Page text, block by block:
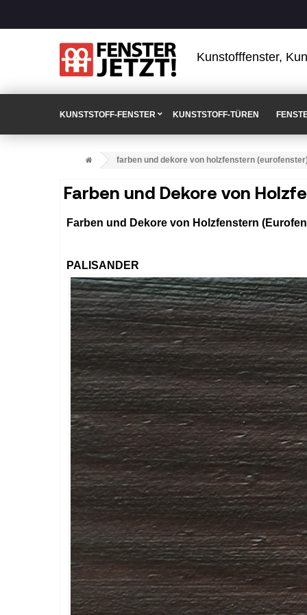
Kunstofffenster,
KUNSTSTOFF-FENSTER KUNSTSTOFF-TÜREN
farben und dekore von holzfenstern
Farben und Dekore von
Farben und Dekore von Holzfenstern
PALISANDER